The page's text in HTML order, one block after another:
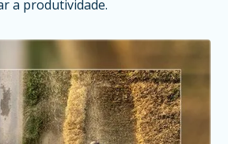
a produtividade.